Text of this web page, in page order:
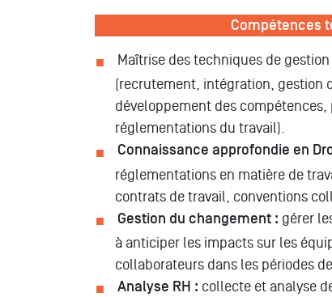
Compétences
Maîtrise des techniques de
(recrutement, intégration, gestion
développement des
réglementations du travail).
Connaissance approfondie en
réglementations en matière de
contrats de travail, conventions
Gestion du changement : gérer
à anticiper les impacts sur les
collaborateurs dans les périodes
Analyse RH : collecte et analyse